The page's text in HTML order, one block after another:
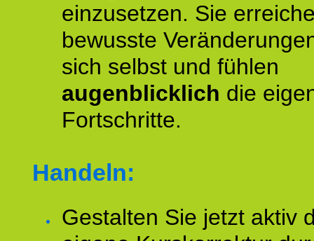
einzusetzen. Sie
bewusste
sich selbst und fühlen
augenblicklich die
Fortschritte.
Handeln:
Gestalten Sie jetzt aktiv